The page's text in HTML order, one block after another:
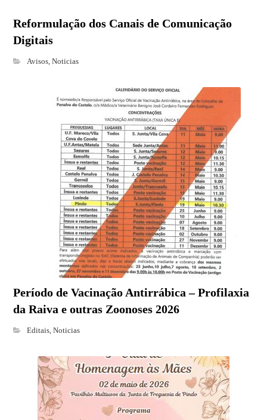
Reformulação dos Canais de Comunicação
Digitais
Avisos,Noticias
Período de Vacinação Antirrábica – Profilaxia
da Raiva e outras Zoonoses 2026
Editais,Noticias